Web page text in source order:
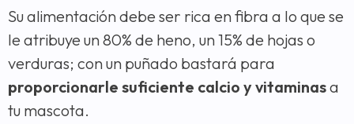
Su alimentación debe ser rica en fibra a lo que se
le atribuye un 80% de heno, un 15% de hojas o
verduras; con un puñado bastará para
proporcionarle suficiente calcio y vitaminasa
tu mascota.